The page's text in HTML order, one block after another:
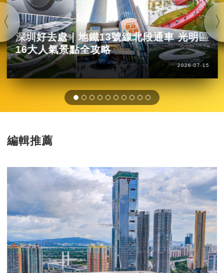
深圳好去處｜地鐵13號線北段通車 光明區
16大人氣景點全攻略
2026-07-15
編輯推薦